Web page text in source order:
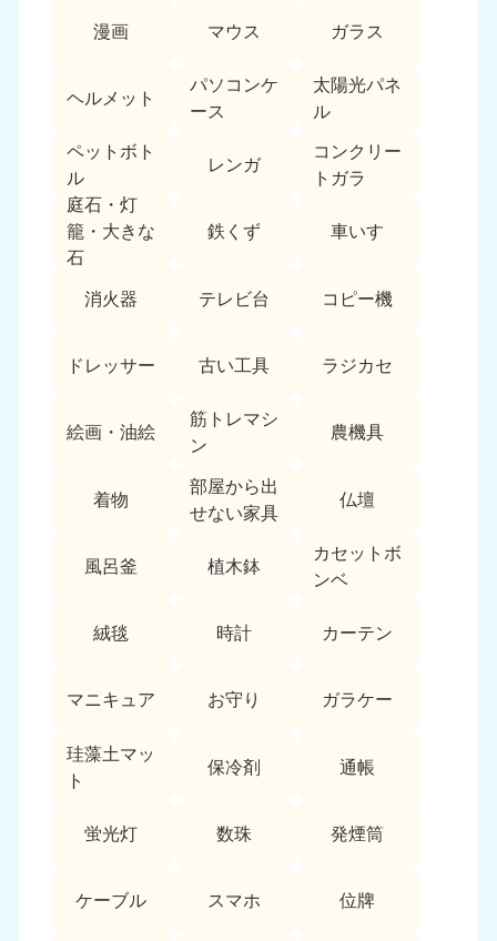
漫画 マウス ガラス
ヘルメット
パソコンケ
ース
太陽光パネ
ル
ペットボト
ル
レンガ
コンクリー
トガラ
庭石・灯
籠・大きな
石
鉄くず 車いす
消火器 テレビ台 コピー機
ドレッサー 古い工具 ラジカセ
絵画・油絵
筋トレマシ
ン
農機具
着物
部屋から出
せない家具
仏壇
風呂釜 植木鉢
カセットボ
ンベ
絨毯 時計 カーテン
マニキュア お守り ガラケー
珪藻土マッ
ト
保冷剤 通帳
蛍光灯 数珠 発煙筒
ケーブル スマホ 位牌
9:00〜19:00 年中無休 9:00〜19:00 年中無休
050-1881-5248
中国
岡山県
050-1881-5146
9:00〜19:00 年中無休
山口県
050-1880-9900
9:00〜19:00 年中無休 9:00〜19:00 年中無休
島根県
050-1881-5145
四国
香川県
050-1880-9899
徳島県
050-1880-9898
9:00〜19:00 年中無休 9:00〜19:00 年中無休
9:00〜19:00 年中無休 9:00〜19:00 年中無休
長崎県
050-1880-9891
鹿児島県
050-1880-9889